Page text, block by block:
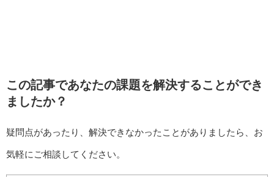
この記事であなたの課題を解決することができ
ましたか？
疑問点があったり、解決できなかったことがありましたら、お
気軽にご相談してください。